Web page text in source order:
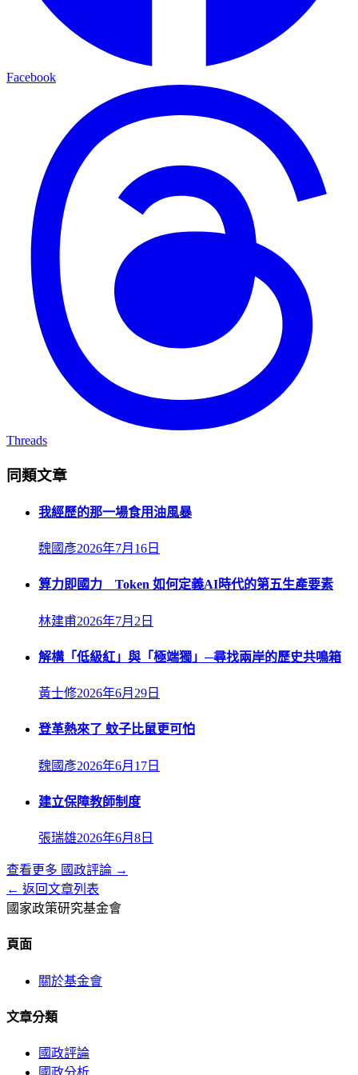
Facebook
Threads
同類文章
我經歷的那一場食用油風暴
魏國彥2026年7月16日
算力即國力 Token 如何定義AI時代的第五生產要素
林建甫2026年7月2日
解構「低級紅」與「極端獨」─尋找兩岸的歷史共鳴箱
黃士修2026年6月29日
登革熱來了 蚊子比鼠更可怕
魏國彥2026年6月17日
建立保障教師制度
張瑞雄2026年6月8日
查看更多 國政評論 →
← 返回文章列表
國家政策研究基金會
頁面
關於基金會
文章分類
國政評論